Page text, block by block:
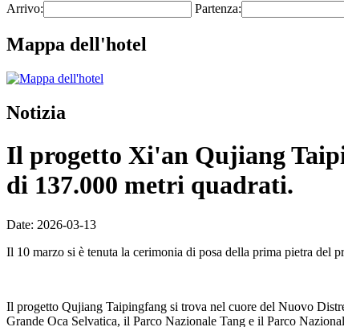
Arrivo:
Partenza:
Mappa dell'hotel
Notizia
Il progetto Xi'an Qujiang
di 137.000 metri quadrati.
Date: 2026-03-13
Il 10 marzo si è tenuta la cerimonia di posa della prima pietra
Il progetto Qujiang Taipingfang si trova nel cuore del Nuovo
Grande Oca Selvatica, il Parco Nazionale Tang e il Parco